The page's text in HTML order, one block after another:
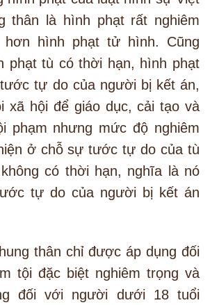
thân là hình phạt rất nghiêm
hơn hình phạt tử hình. Cũng
phạt tù có thời hạn, hình phạt
tự do của người bị kết án,
xã hội để giáo dục, cải tạo và
phạm nhưng mức độ nghiêm
ở chỗ sự tước tự do của tù
có thời hạn, nghĩa là nó
tự do của người bị kết án
thân chỉ được áp dụng đối
tội đặc biệt nghiêm trọng và
đối với người dưới 18 tuổi